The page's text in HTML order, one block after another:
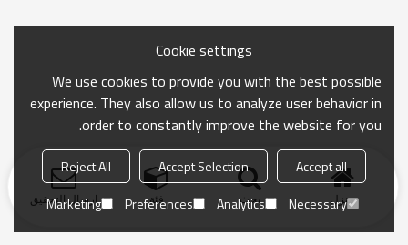
منزل بحث فئة ارسال التحقيق
Cookie settings
We use cookies to provide you with the best possible
experience. They also allow us to analyze user behavior in
order to constantly improve the website for you.
Accept all
Accept Selection
Reject All
Necessary
Analytics
Preferences
Marketing